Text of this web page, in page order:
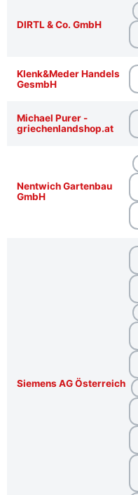
DIRTL & Co. GmbH
Klenk&Meder Handels
GesmbH
Michael Purer -
griechenlandshop.at
Nentwich Gartenbau
GmbH
Siemens AG Österreich